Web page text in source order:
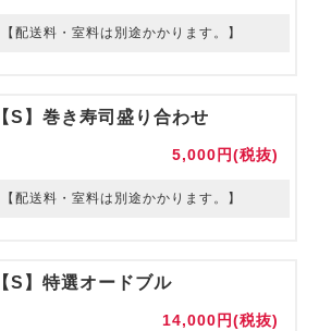
【配送料・室料は別途かかります。】
【S】巻き寿司盛り合わせ
5,000円(税抜)
【配送料・室料は別途かかります。】
【S】特選オードブル
14,000円(税抜)